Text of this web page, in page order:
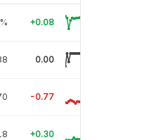
+0.08
0.00
-0.77
+0.30